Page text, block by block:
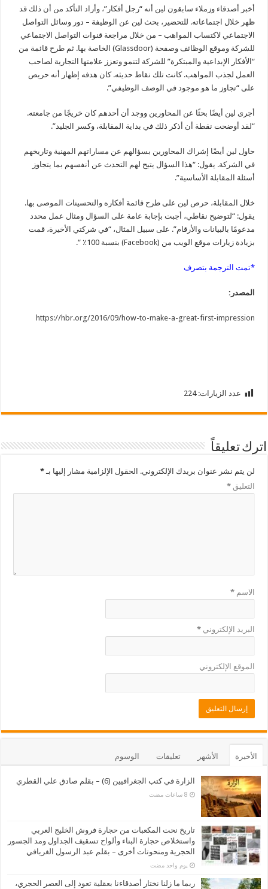
أخبر أصدقاء وزملاء سابقون لين أنه “رجل أفكار”، وأراد التأكد من أن ذلك قد
ظهر خلال اجتماعاته. للتحضير، بحث لين عن الوظيفة – دور وسائل التواصل
الاجتماعي لاكتساب المواهب – من خلال مراجعة قنوات التواصل الاجتماعي
للشركة وموقع الوظائف وصفحة (Glassdoor) الخاصة بها. ثم طرح قائمة من
“الأفكار الإبداعية والمبتكرة” للشركة لتنمو وتعزز علامتها التجارية لصاحب
العمل لجذب المواهب. كانت تلك نقاط حديثه. كان هدفه إظهار أنه حريص
على “تجاوز ما هو موجود في الوصف الوظيفي”.
أجرى لين أيضًا بحثًا عن المحاورين ووجد أن أحدهم كان خريجًا من جامعته.
“لقد أوضحت نقطة أن أذكر ذلك في بداية المقابلة، وكسر الجليد”.
حاول لين أيضًا إشراك المحاورين بسؤالهم عن مساراتهم المهنية وتاريخهم
في الشركة. يقول: “هذا السؤال يتيح لهم التحدث عن أنفسهم بما يتجاوز
أسئلة المقابلة الأساسية”.
خلال المقابلة، حرص لين على طرح قائمة أفكاره والتحسينات الموصى بها.
يقول: “لتوضيح نقاطي، أجبت بإجابة عامة على السؤال ومثال عمل محدد
مدعومًا بالبيانات والأرقام”. على سبيل المثال، “في شركتي الأخيرة، قمت
بزيادة زيارات موقع الويب من (Facebook) بنسبة 100٪ “.
*تمت الترجمة بتصرف
المصدر:
https://hbr.org/2016/09/how-to-make-a-great-first-impression
عدد الزيارات: 224
اترك تعليقاً
لن يتم نشر عنوان بريدك الإلكتروني. الحقول الإلزامية مشار إليها بـ*
التعليق*
الاسم*
البريد الإلكتروني*
الموقع الإلكتروني
الأخيرة الأشهر تعليقات الوسوم
الزارة في كتب الجغرافيين (6) – بقلم صادق علي القطري
تاريخ نحت المكعبات من حجارة فروش الخليج العربي
واستخلاص حجارة البناء وألواح تسقيف الجداول ومد الجسور
الحجرية ومنحوتات أخرى – بقلم عبد الرسول الغريافي
‏يوم واحد مضت
ربما ما زلنا نختار أصدقاءنا بعقلية تعود إلى العصر الحجري،